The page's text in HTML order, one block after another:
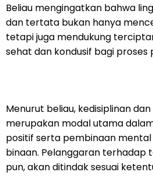
Beliau mengingatkan bahwa
dan tertata bukan hanya
tetapi juga mendukung
sehat dan kondusif bagi proses
Menurut beliau, kedisiplinan
merupakan modal utama
positif serta pembinaan
binaan. Pelanggaran terhadap
pun, akan ditindak sesuai